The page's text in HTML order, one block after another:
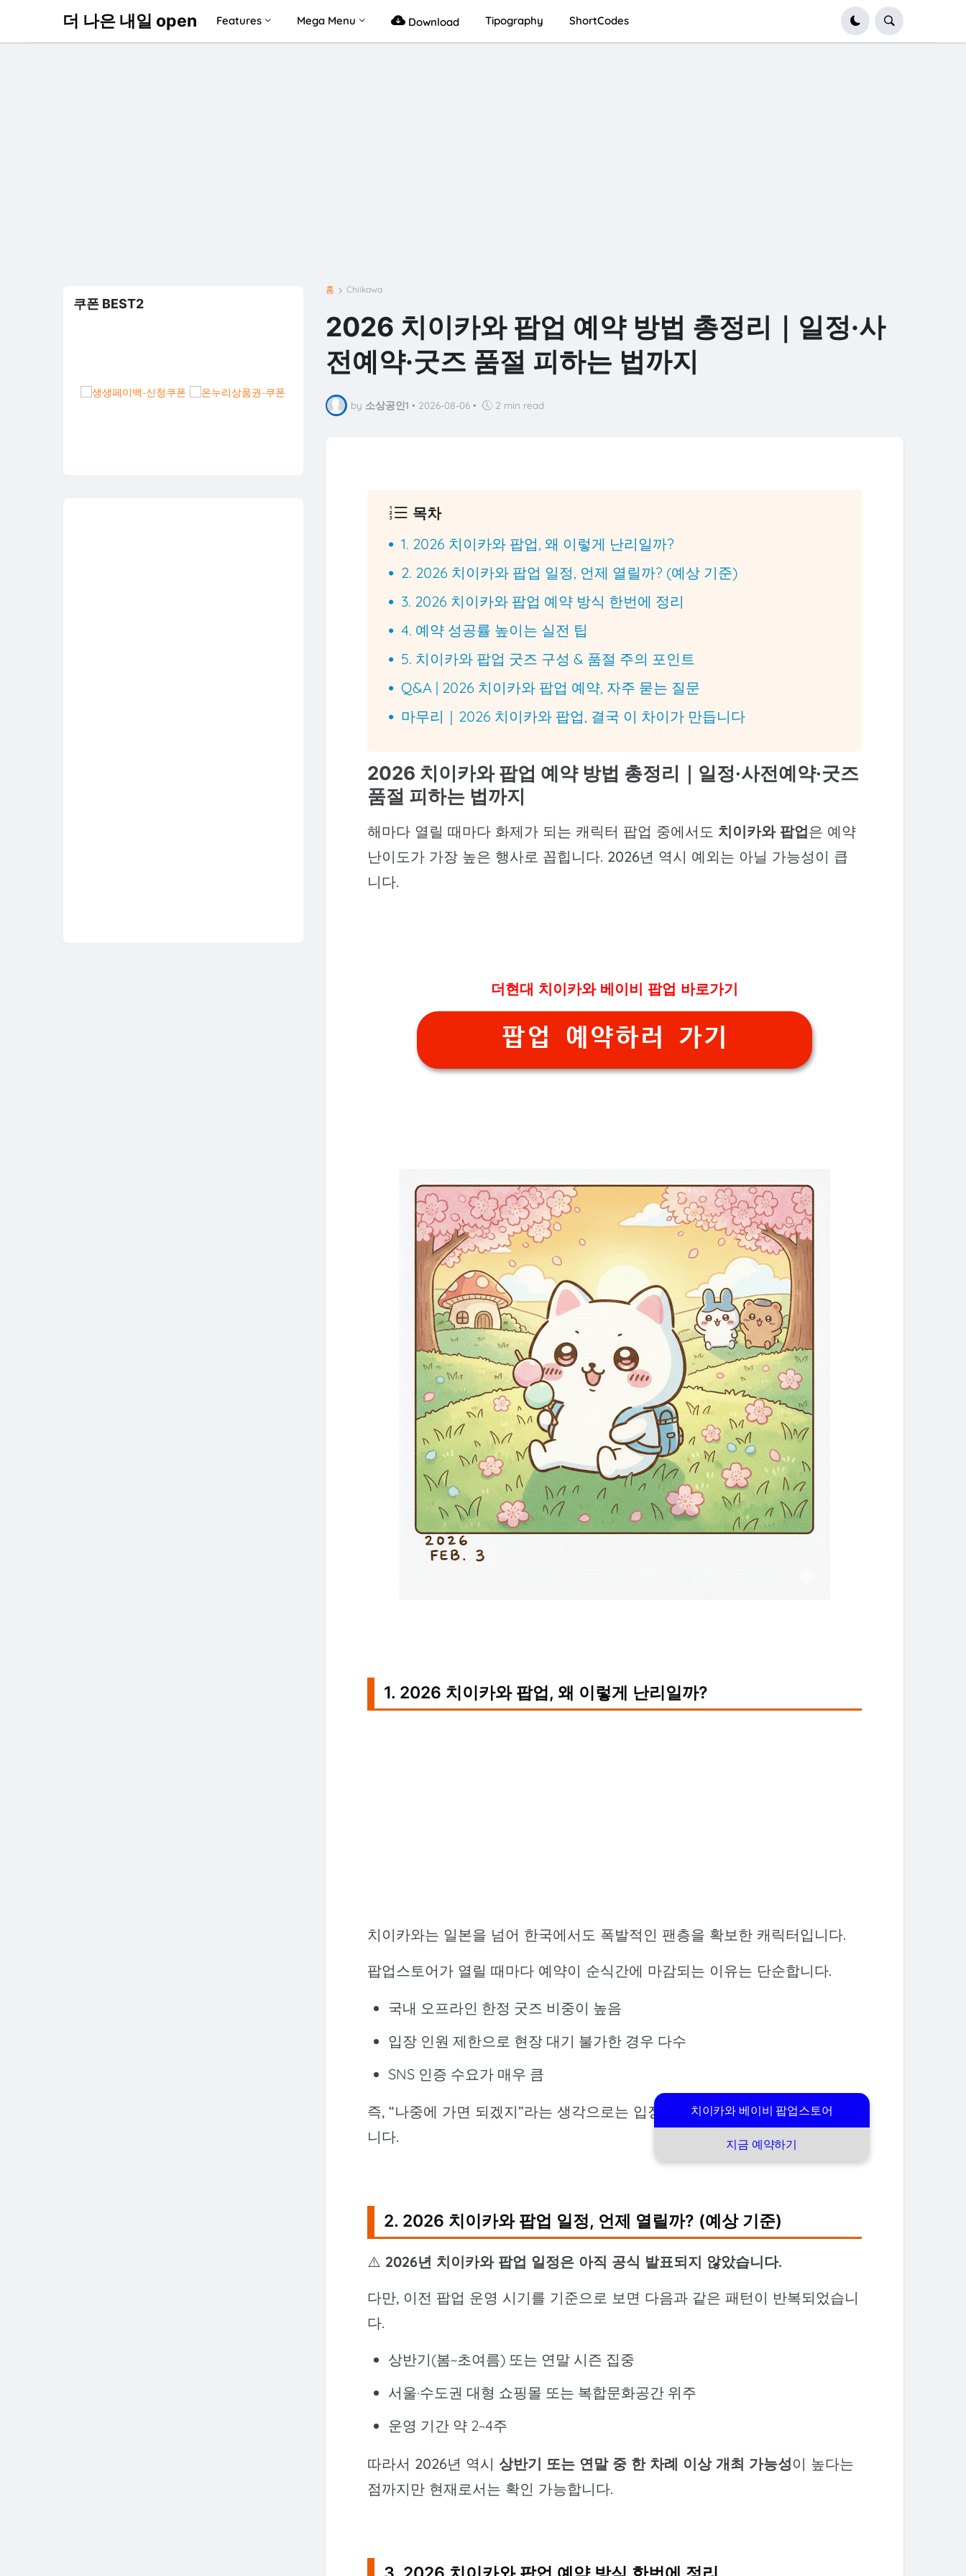
더 나은 내일 open Features Mega Menu Download Tipography ShortCodes
홈 Chiikawa
2026 치이카와 팝업 예약 방법 총정리｜일정·사
전예약·굿즈 품절 피하는 법까지
by 소상공인1 • 2026-08-06 • 2 min read
목차
1. 2026 치이카와 팝업, 왜 이렇게 난리일까?
2. 2026 치이카와 팝업 일정, 언제 열릴까? (예상 기준)
3. 2026 치이카와 팝업 예약 방식 한번에 정리
4. 예약 성공률 높이는 실전 팁
5. 치이카와 팝업 굿즈 구성 & 품절 주의 포인트
Q&A | 2026 치이카와 팝업 예약, 자주 묻는 질문
마무리｜2026 치이카와 팝업, 결국 이 차이가 만듭니다
2026 치이카와 팝업 예약 방법 총정리｜일정·사전예약·굿즈
품절 피하는 법까지
해마다 열릴 때마다 화제가 되는 캐릭터 팝업 중에서도 치이카와 팝업은 예약
난이도가 가장 높은 행사로 꼽힙니다. 2026년 역시 예외는 아닐 가능성이 큽
니다.
더현대 치이카와 베이비 팝업 바로가기
팝업 예약하러 가기
1. 2026 치이카와 팝업, 왜 이렇게 난리일까?
치이카와는 일본을 넘어 한국에서도 폭발적인 팬층을 확보한 캐릭터입니다.
팝업스토어가 열릴 때마다 예약이 순식간에 마감되는 이유는 단순합니다.
국내 오프라인 한정 굿즈 비중이 높음
입장 인원 제한으로 현장 대기 불가한 경우 다수
SNS 인증 수요가 매우 큼
즉, “나중에 가면 되겠지”라는 생각으로는 입장 자체가 불가능한 경우가 많습
니다.
2. 2026 치이카와 팝업 일정, 언제 열릴까? (예상 기준)
⚠️ 2026년 치이카와 팝업 일정은 아직 공식 발표되지 않았습니다.
다만, 이전 팝업 운영 시기를 기준으로 보면 다음과 같은 패턴이 반복되었습니
다.
상반기(봄~초여름) 또는 연말 시즌 집중
서울·수도권 대형 쇼핑몰 또는 복합문화공간 위주
운영 기간 약 2~4주
따라서 2026년 역시 상반기 또는 연말 중 한 차례 이상 개최 가능성이 높다는
점까지만 현재로서는 확인 가능합니다.
치이카와 베이비 팝업스토어
지금 예약하기
쿠폰 BEST2